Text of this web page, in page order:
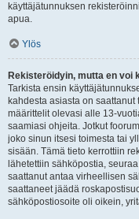
käyttäjätunnuksen
apua.
Ylös
Rekisteröidyin, mutta en voi
Tarkista ensin
kahdesta asiasta on
määrittelit olevasi alle 13-
saamiasi ohjeita. Jotkut
joko sinun itsesi toimesta tai
sisään. Tämä tieto kerrottiin
lähetettiin sähköpostia,
saattanut antaa virheellisen
saattaneet jäädä
sähköpostiosoite oli oikein,